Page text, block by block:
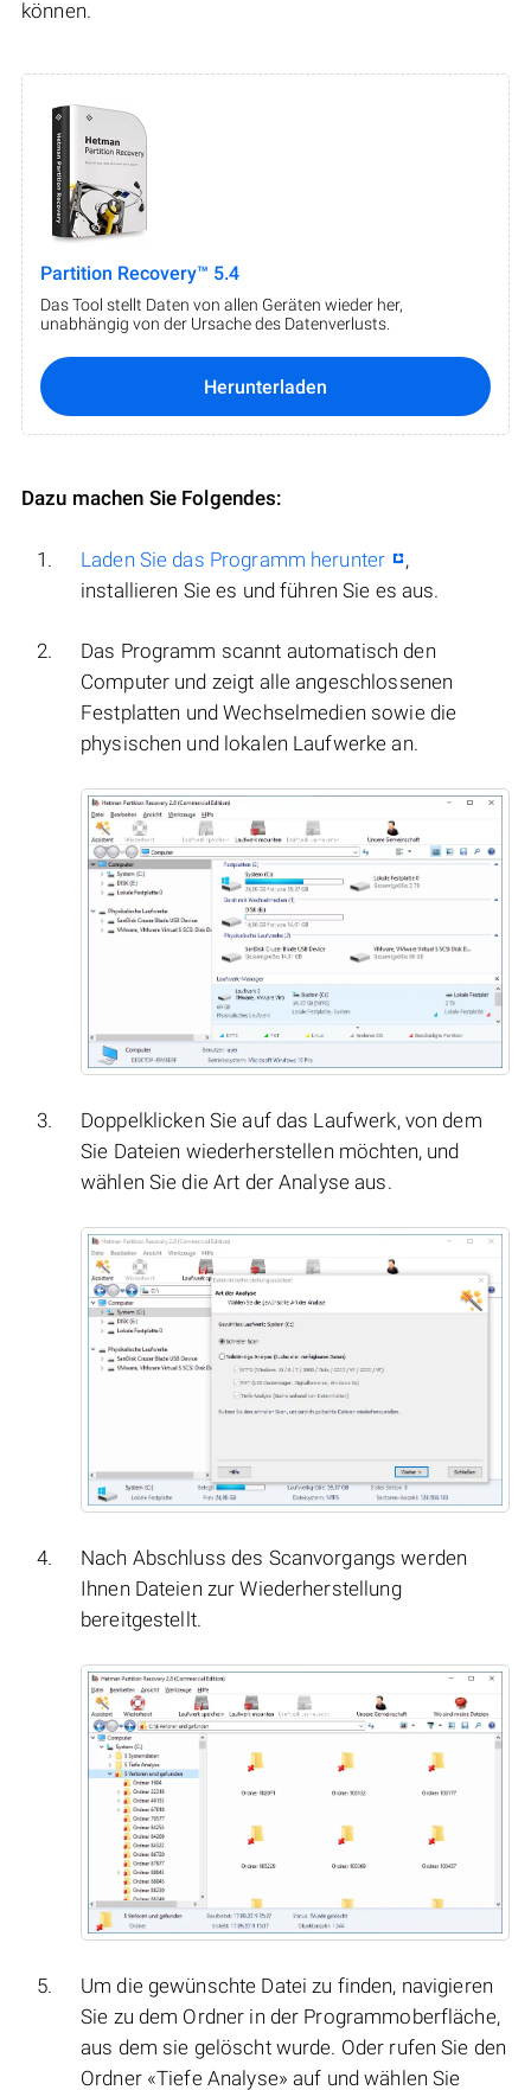
können.
Partition Recovery™ 5.4
Das Tool stellt Daten von allen Geräten wieder her,
unabhängig von der Ursache des Datenverlusts.
Herunterladen
Dazu machen Sie Folgendes:
Laden Sie das Programm herunter
,
installieren Sie es und führen Sie es aus.
Das Programm scannt automatisch den
Computer und zeigt alle angeschlossenen
Festplatten und Wechselmedien sowie die
physischen und lokalen Laufwerke an.
Doppelklicken Sie auf das Laufwerk, von dem
Sie Dateien wiederherstellen möchten, und
wählen Sie die Art der Analyse aus.
Nach Abschluss des Scanvorgangs werden
Ihnen Dateien zur Wiederherstellung
bereitgestellt.
Um die gewünschte Datei zu finden, navigieren
Sie zu dem Ordner in der Programmoberfläche,
aus dem sie gelöscht wurde. Oder rufen Sie den
Ordner «Tiefe Analyse» auf und wählen Sie